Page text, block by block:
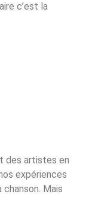
c’est la
des artistes en
expériences
Mais